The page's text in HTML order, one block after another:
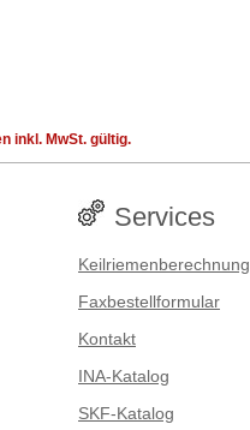
inkl. MwSt. gültig.
Services
Keilriemenberechnung
Faxbestellformular
Kontakt
INA-Katalog
SKF-Katalog